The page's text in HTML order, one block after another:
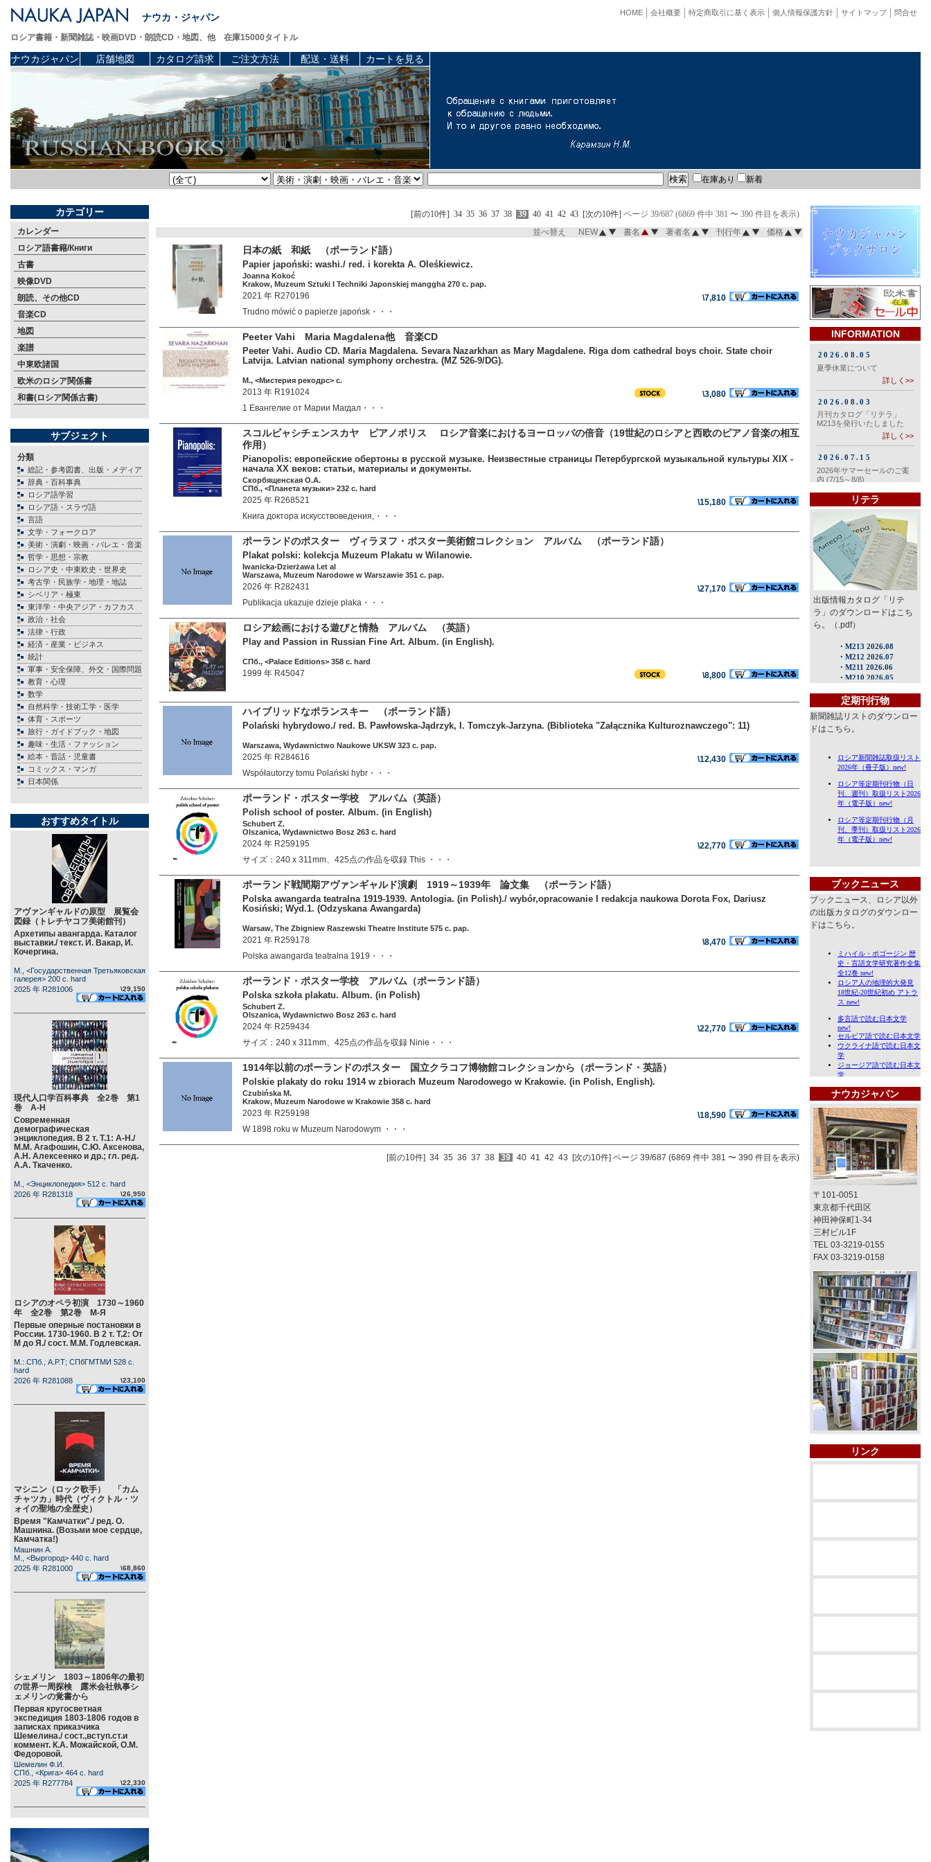
ナウカ・ジャパン 問合せ
サイトマップ
個人情報保護方針
特定商取引に基く表示
会社概要
HOME
ロシア書籍・新聞雑誌・映画DVD・朗読CD・地図、他 在庫15000タイトル
ナウカジャパン 店舗地図 カタログ請求 ご注文方法 配送・送料 カートを見る
在庫あり 新着
カテゴリー
カレンダー
ロシア語書籍/Книги
古書
映像DVD
朗読、その他CD
音楽CD
地図
楽譜
中東欧諸国
欧米のロシア関係書
和書(ロシア関係古書)
サブジェクト
分類
総記・参考図書、出版・メディア
辞典・百科事典
ロシア語学習
ロシア語・スラヴ語
言語
文学・フォークロア
美術・演劇・映画・バレエ・音楽
哲学・思想・宗教
ロシア史・中東欧史・世界史
考古学・民族学・地理・地誌
シベリア・極東
東洋学・中央アジア・カフカス
政治・社会
法律・行政
経済・産業・ビジネス
統計
軍事・安全保障、外交・国際問題
教育・心理
数学
自然科学・技術工学・医学
体育・スポーツ
旅行・ガイドブック・地図
趣味・生活・ファッション
絵本・昔話・児童書
コミックス・マンガ
日本関係
おすすめタイトル
アヴァンギャルドの原型 展覧会
図録（トレチヤコフ美術館刊）
Архетипы авангарда. Каталог
выставки./ текст. И. Вакар, И.
Кочергина.
М., <Государственная Третьяковская
галерея> 200 c. hard
2025 年 R281006
\29,150
現代人口学百科事典 全2巻 第1
巻 А-Н
Современная
демографическая
энциклопедия. В 2 т. Т.1: А-Н./
М.М. Агафошин, С.Ю. Аксенова,
А.Н. Алексеенко и др.; гл. ред.
А.А. Ткаченко.
М., <Энциклопедия> 512 c. hard
2026 年 R281318
\26,950
ロシアのオペラ初演 1730～1960
年 全2巻 第2巻 М-Я
Первые оперные постановки в
России. 1730-1960. В 2 т. Т.2: От
М до Я./ сост. М.М. Годлевская.
М.: СПб., А.Р.Т; СПбГМТМИ 528 c.
hard
2026 年 R281088
\23,100
マシニン（ロック歌手） 「カム
チャツカ」時代（ヴィクトル・ツ
ォイの聖地の全歴史）
Время "Камчатки"./ ред. О.
Машнина. (Возьми мое сердце,
Камчатка!)
Машнин А.
М., <Выргород> 440 c. hard
2025 年 R281000
\68,860
シェメリン 1803～1806年の最初
の世界一周探検 露米会社執事シ
ェメリンの覚書から
Первая кругосветная
экспедиция 1803-1806 годов в
записках приказчика
Шемелина./ сост.,вступ.ст.и
коммент. К.А. Можайской, О.М.
Федоровой.
Шемелин Ф.И.
СПб., <Крига> 464 c. hard
2025 年 R277784
\22,330
[前の10件] 34 35 36 37 38 39 40 41 42 43 [次の10件] ページ 39/687 (6869 件中 381 〜 390 件目を表示)
並べ替え NEW 書名 著者名 刊行年 価格
日本の紙 和紙 （ポーランド語）
Papier japoński: washi./ red. i korekta A. Oleśkiewicz.
Joanna Kokoć
Krakow, Muzeum Sztuki I Techniki Japonskiej manggha 270 c. pap.
2021 年 R270196
\7,810
Trudno mówić o papierze japońsk・・・
Peeter Vahi Maria Magdalena他 音楽CD
Peeter Vahi. Audio CD. Maria Magdalena. Sevara Nazarkhan as Mary Magdalene. Riga dom cathedral boys choir. State choir
Latvija. Latvian national symphony orchestra. (MZ 526-9/DG).
М., <Мистерия рекодрс> c.
2013 年 R191024
\3,080
1 Евангелие от Марии Магдал・・・
スコルビャシチェンスカヤ ピアノポリス ロシア音楽におけるヨーロッパの倍音（19世紀のロシアと西欧のピアノ音楽の相互
作用）
Pianopolis: европейские обертоны в русской музыке. Неизвестные страницы Петербургской музыкальной культуры XIX -
начала XX веков: статьи, материалы и документы.
Скорбященская О.А.
СПб., <Планета музыки> 232 c. hard
2025 年 R268521
\15,180
Книга доктора искусствоведения,・・・
ポーランドのポスター ヴィラヌフ・ポスター美術館コレクション アルバム （ポーランド語）
Plakat polski: kolekcja Muzeum Plakatu w Wilanowie.
Iwanicka-Dzierżawa I.et al
Warszawa, Muzeum Narodowe w Warszawie 351 c. pap.
2026 年 R282431
\27,170
Publikacja ukazuje dzieje plaka・・・
ロシア絵画における遊びと情熱 アルバム （英語）
Play and Passion in Russian Fine Art. Album. (in English).
СПб., <Palace Editions> 358 c. hard
1999 年 R45047 \8,800
ハイブリッドなポランスキー （ポーランド語）
Polański hybrydowo./ red. B. Pawłowska-Jądrzyk, I. Tomczyk-Jarzyna. (Biblioteka "Załącznika Kulturoznawczego": 11)
Warszawa, Wydawnictwo Naukowe UKSW 323 c. pap.
2025 年 R284616
\12,430
Współautorzy tomu Polański hybr・・・
ポーランド・ポスター学校 アルバム（英語）
Polish school of poster. Album. (in English)
Schubert Z.
Olszanica, Wydawnictwo Bosz 263 c. hard
2024 年 R259195
\22,770
サイズ：240 x 311mm、425点の作品を収録 This ・・・
ポーランド戦間期アヴァンギャルド演劇 1919～1939年 論文集 （ポーランド語）
Polska awangarda teatralna 1919-1939. Antologia. (in Polish)./ wybór,opracowanie I redakcja naukowa Dorota Fox, Dariusz
Kosiński; Wyd.1. (Odzyskana Awangarda)
Warsaw, The Zbigniew Raszewski Theatre Institute 575 c. pap.
2021 年 R259178
\8,470
Polska awangarda teatralna 1919・・・
ポーランド・ポスター学校 アルバム（ポーランド語）
Polska szkoła plakatu. Album. (in Polish)
Schubert Z.
Olszanica, Wydawnictwo Bosz 263 c. hard
2024 年 R259434
\22,770
サイズ：240 x 311mm、425点の作品を収録 Ninie・・・
1914年以前のポーランドのポスター 国立クラコフ博物館コレクションから（ポーランド・英語）
Polskie plakaty do roku 1914 w zbiorach Muzeum Narodowego w Krakowie. (in Polish, English).
Czubińska M.
Krakow, Muzeum Narodowe w Krakowie 358 c. hard
2023 年 R259198
\18,590
W 1898 roku w Muzeum Narodowym ・・・
[前の10件] 34 35 36 37 38 39 40 41 42 43 [次の10件] ページ 39/687 (6869 件中 381 〜 390 件目を表示)
INFORMATION
リテラ
出版情報カタログ「リテ
ラ」のダウンロードはこち
ら。（.pdf）
定期刊行物
新聞雑誌リストのダウンロー
ドはこちら。
ブックニュース
ブックニュース、ロシア以外
の出版カタログのダウンロー
ドはこちら。
ナウカジャパン
〒101-0051
東京都千代田区
神田神保町1-34
三村ビル1F
TEL 03-3219-0155
FAX 03-3219-0158
リンク